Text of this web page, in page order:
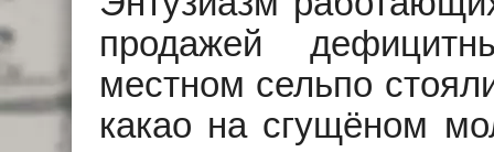
продажей
местном сельпо
какао на сгущёном